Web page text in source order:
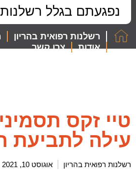
לתוכןנפגעתם בגלל
רשלנות רפואית בהריון
אודות
צרו קשר
טיי זקס
עילה לתביעת
רשלנות רפואית בהריון אוגוסט 10, 2021